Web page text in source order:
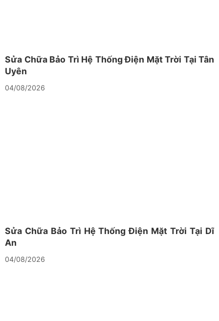
Sửa Chữa Bảo Trì Hệ Thống Điện Mặt Trời Tại Tân
Uyên
04/08/2026
Sửa Chữa Bảo Trì Hệ Thống Điện Mặt Trời Tại Dĩ
An
04/08/2026